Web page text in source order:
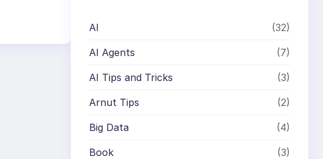
AI (32)
AI Agents (7)
AI Tips and Tricks (3)
Arnut Tips (2)
Big Data (4)
Book (3)